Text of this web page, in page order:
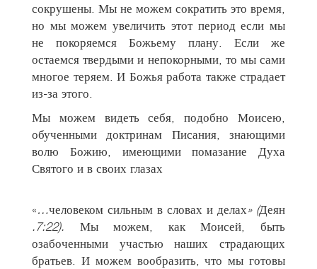
сокрушены. Мы не можем сократить это время,
но мы можем увеличить этот период если мы
не покоряемся Божьему плану. Если же
остаемся твердыми и непокорными, то мы сами
многое теряем. И Божья работа также страдает
из-за этого.
Мы можем видеть себя, подобно Моисею,
обученными доктринам Писания, знающими
волю Божию, имеющими помазание Духа
Святого и в своих глазах
«…человеком сильным в словах и делах» (Деян
.7:22). Мы можем, как Моисей, быть
озабоченными участью наших страдающих
братьев. И можем вообразить, что мы готовы